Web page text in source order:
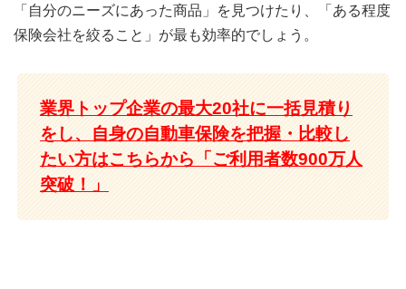
「自分のニーズにあった商品」を見つけたり、「ある程度
保険会社を絞ること」が最も効率的でしょう。
業界トップ企業の最大20社に一括見積り
をし、自身の自動車保険を把握・比較し
たい方はこちらから「ご利用者数900万人
突破！」